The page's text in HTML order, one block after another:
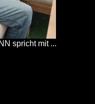
spricht mit ...